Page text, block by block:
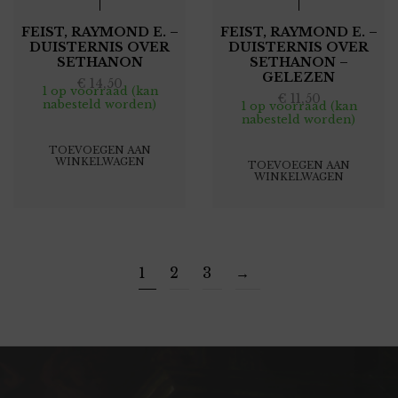
FEIST, RAYMOND E. –
DUISTERNIS OVER
SETHANON
€ 14,50
1 op voorraad (kan
nabesteld worden)
TOEVOEGEN AAN
WINKELWAGEN
FEIST, RAYMOND E. –
DUISTERNIS OVER
SETHANON –
GELEZEN
€ 11,50
1 op voorraad (kan
nabesteld worden)
TOEVOEGEN AAN
WINKELWAGEN
1 2 3 →